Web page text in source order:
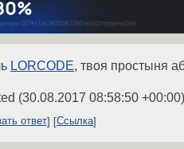
LORCODE, твоя простыня
(30.08.2017 08:58:50 +00:00)
ответ Ссылка